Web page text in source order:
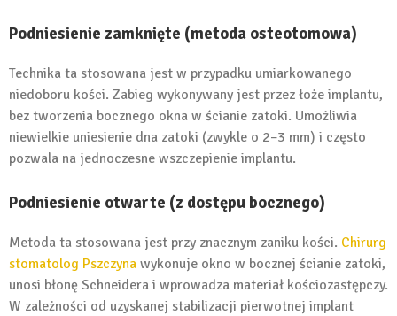
Podniesienie zamknięte (metoda osteotomowa)
Technika ta stosowana jest w przypadku umiarkowanego
niedoboru kości. Zabieg wykonywany jest przez łoże implantu,
bez tworzenia bocznego okna w ścianie zatoki. Umożliwia
niewielkie uniesienie dna zatoki (zwykle o 2–3 mm) i często
pozwala na jednoczesne wszczepienie implantu.
Podniesienie otwarte (z dostępu bocznego)
Metoda ta stosowana jest przy znacznym zaniku kości. Chirurg
stomatolog Pszczyna wykonuje okno w bocznej ścianie zatoki,
unosi błonę Schneidera i wprowadza materiał kościozastępczy.
W zależności od uzyskanej stabilizacji pierwotnej implant